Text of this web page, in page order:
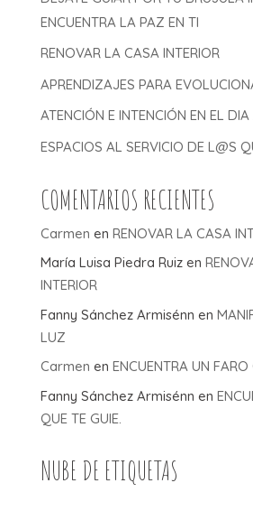
ENCUENTRA LA PAZ EN TI
RENOVAR LA CASA INTERIOR
APRENDIZAJES PARA
ATENCIÓN E INTENCIÓN EN EL
ESPACIOS AL SERVICIO DE L@S
COMENTARIOS RECIENTES
Carmen en RENOVAR LA CASA
María Luisa Piedra Ruizen
INTERIOR
Fanny Sánchez Armisénn en
LUZ
Carmen en ENCUENTRA UN FARO
Fanny Sánchez Armisénn en
QUE TE GUIE.
NUBE DE ETIQUETAS